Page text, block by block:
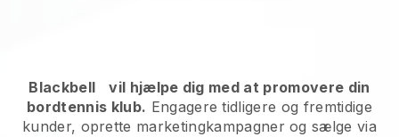
Blackbell
vil hjælpe dig med at promovere din
bordtennis klub. Engagere tidligere og fremtidige
kunder, oprette marketingkampagner og sælge via